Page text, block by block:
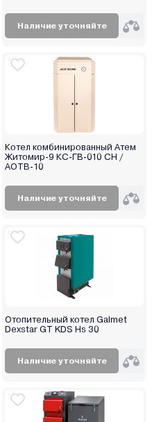
Наличие уточняйте
Котел комбинированный Атем
Житомир-9 КС-ГВ-010 СН /
АОТВ-10
Наличие уточняйте
Отопительный котел Galmet
Dexstar GT KDS Hs 30
Наличие уточняйте